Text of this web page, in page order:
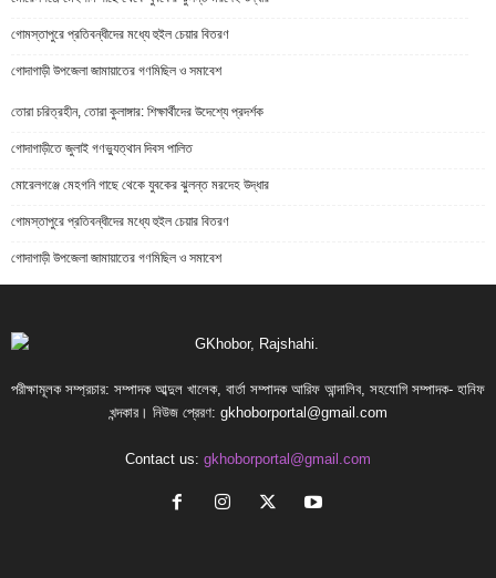
গোমস্তাপুরে প্রতিবন্ধীদের মধ্যে হুইল চেয়ার বিতরণ
গোদাগাড়ী উপজেলা জামায়াতের গণমিছিল ও সমাবেশ
তোরা চরিত্রহীন, তোরা কুলাঙ্গার: শিক্ষার্থীদের উদেশ্যে প্রদর্শক
গোদাগাড়ীতে জুলাই গণভ্যুত্থান দিবস পালিত
মোরেলগঞ্জে মেহগনি গাছে থেকে যুবকের ঝুলন্ত মরদেহ উদ্ধার
গোমস্তাপুরে প্রতিবন্ধীদের মধ্যে হুইল চেয়ার বিতরণ
গোদাগাড়ী উপজেলা জামায়াতের গণমিছিল ও সমাবেশ
পরীক্ষামূলক সম্প্রচার: সম্পাদক আব্দুল খালেক, বার্তা সম্পাদক আরিফ আন্দালিব, সহযোগি সম্পাদক- হানিফ
খন্দকার। নিউজ প্রেরণ: gkhoborportal@gmail.com
Contact us: gkhoborportal@gmail.com